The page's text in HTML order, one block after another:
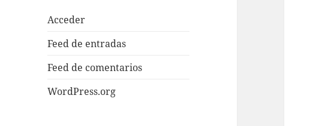
Acceder
Feed de entradas
Feed de comentarios
WordPress.org